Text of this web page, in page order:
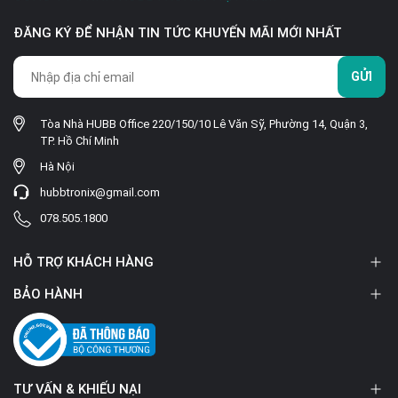
ĐĂNG KÝ ĐỂ NHẬN TIN TỨC KHUYẾN MÃI MỚI NHẤT
GỬI
Tòa Nhà HUBB Office 220/150/10 Lê Văn Sỹ, Phường 14, Quận 3,
TP. Hồ Chí Minh
Hà Nội
hubbtronix@gmail.com
078.505.1800
HỖ TRỢ KHÁCH HÀNG
BẢO HÀNH
TƯ VẤN & KHIẾU NẠI